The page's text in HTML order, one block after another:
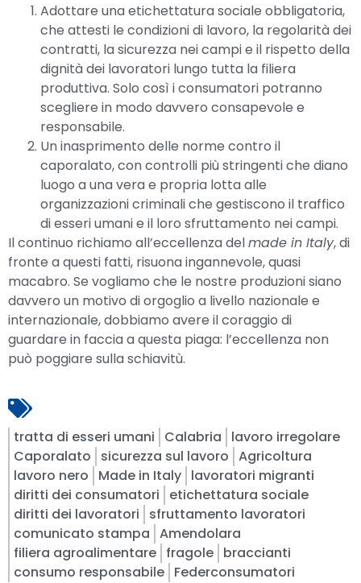
Adottare una etichettatura sociale obbligatoria,
che attesti le condizioni di lavoro, la regolarità dei
contratti, la sicurezza nei campi e il rispetto della
dignità dei lavoratori lungo tutta la filiera
produttiva. Solo così i consumatori potranno
scegliere in modo davvero consapevole e
responsabile.
Un inasprimento delle norme contro il
caporalato, con controlli più stringenti che diano
luogo a una vera e propria lotta alle
organizzazioni criminali che gestiscono il traffico
di esseri umani e il loro sfruttamento nei campi.
Il continuo richiamo all’eccellenza delmade in Italy, di
fronte a questi fatti, risuona ingannevole, quasi
macabro. Se vogliamo che le nostre produzioni siano
davvero un motivo di orgoglio a livello nazionale e
internazionale, dobbiamo avere il coraggio di
guardare in faccia a questa piaga: l’eccellenza non
può poggiare sulla schiavitù.
tratta di esseri umani Calabria
lavoro irregolare
Caporalato
sicurezza sul lavoro Agricoltura
lavoro nero
Made in Italy lavoratori migranti
diritti dei consumatori
etichettatura sociale
diritti dei lavoratori
sfruttamento lavoratori
comunicato stampa Amendolara
filiera agroalimentare fragole braccianti
consumo responsabile Federconsumatori